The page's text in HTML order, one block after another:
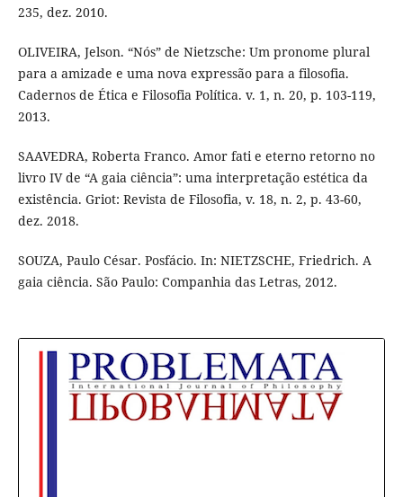
235, dez. 2010.
OLIVEIRA, Jelson. “Nós” de Nietzsche: Um pronome plural
para a amizade e uma nova expressão para a filosofia.
Cadernos de Ética e Filosofia Política. v. 1, n. 20, p. 103-119,
2013.
SAAVEDRA, Roberta Franco. Amor fati e eterno retorno no
livro IV de “A gaia ciência”: uma interpretação estética da
existência. Griot: Revista de Filosofia, v. 18, n. 2, p. 43-60,
dez. 2018.
SOUZA, Paulo César. Posfácio. In: NIETZSCHE, Friedrich. A
gaia ciência. São Paulo: Companhia das Letras, 2012.